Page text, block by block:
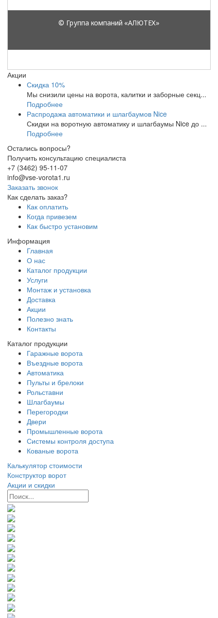
Акции
Скидка 10%
Мы снизили цены на ворота, калитки и заборные секц...
Подробнее
Распродажа автоматики и шлагбаумов Nice
Скидки на воротную автоматику и шлагбаумы Nice до ...
Подробнее
Остались вопросы?
Получить консультацию специалиста
+7 (3462) 95-11-07
info@vse-vorota1.ru
Заказать звонок
Как сделать заказ?
Как оплатить
Когда привезем
Как быстро установим
Информация
Главная
О нас
Каталог продукции
Услуги
Монтаж и установка
Доставка
Акции
Полезно знать
Контакты
Каталог продукции
Гаражные ворота
Въездные ворота
Автоматика
Пульты и брелоки
Рольставни
Шлагбаумы
Перегородки
Двери
Промышленные ворота
Системы контроля доступа
Кованые ворота
Калькулятор стоимости
Конструктор ворот
Акции и скидки